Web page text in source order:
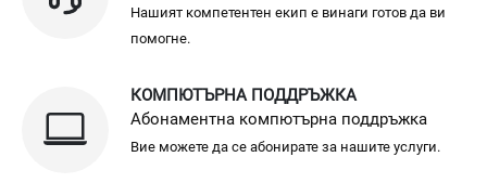
Нашият компетентен екип е винаги готов да ви
помогне.
КОМПЮТЪРНА ПОДДРЪЖКА
Абонаментна компютърна поддръжка
Вие можете да се абонирате за нашите услуги.